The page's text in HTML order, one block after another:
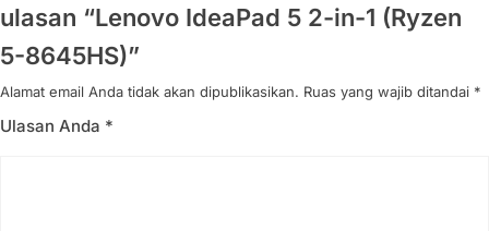
ulasan “Lenovo IdeaPad 5 2-in-1 (Ryzen
5-8645HS)”
Alamat email Anda tidak akan dipublikasikan. Ruas yang wajib ditandai *
Ulasan Anda *